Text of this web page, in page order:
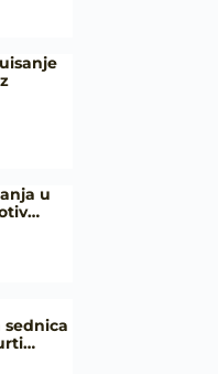
u